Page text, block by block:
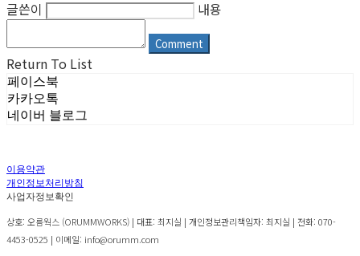
글쓴이
내용
Comment
Return To List
페이스북
카카오톡
네이버 블로그
이용약관
개인정보처리방침
사업자정보확인
상호: 오름웍스 (ORUMMWORKS) | 대표: 최지실 | 개인정보관리책임자: 최지실 | 전화: 070-
4453-0525 | 이메일: info@orumm.com